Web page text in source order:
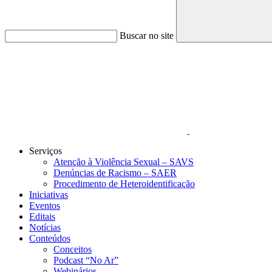
Buscar no site
Serviços
Atenção à Violência Sexual – SAVS
Denúncias de Racismo – SAER
Procedimento de Heteroidentificação
Iniciativas
Eventos
Editais
Notícias
Conteúdos
Conceitos
Podcast “No Ar”